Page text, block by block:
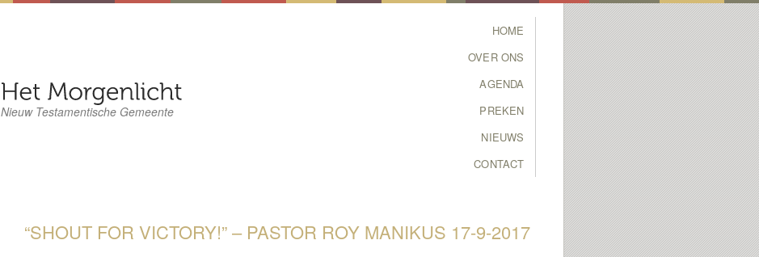
Nieuw Testamentische Gemeente
SKIP TO PRIMARY
CONTENT
SKIP TO SECONDARY
CONTENT
HOME
OVER ONS
AGENDA
PREKEN
NIEUWS
CONTACT
“SHOUT FOR VICTORY!” – PASTOR ROY MANIKUS 17-9-2017